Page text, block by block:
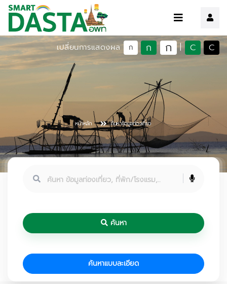
เปลี่ยนการแสดงผล ก ก ก | C C
หน้าหลัก ค้นหาข้อมูลท่องเที่ยว
ค้นหา
ค้นหาแบบละเอียด